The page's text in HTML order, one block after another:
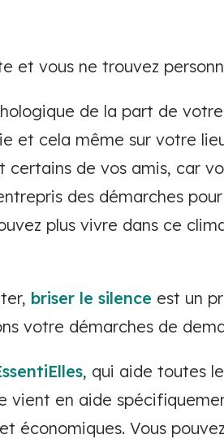
et vous ne trouvez
de la part de
et cela même sur votre
de vos amis, car
des démarches
plus vivre dans ce
briser le silence est un
votre démarches de
, qui aide toutes
vient en aide
économiques. Vous